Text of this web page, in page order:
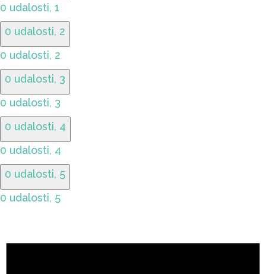
0 udalosti, 1
0 udalosti, 2
0 udalosti, 2
0 udalosti, 3
0 udalosti, 3
0 udalosti, 4
0 udalosti, 4
0 udalosti, 5
0 udalosti, 5